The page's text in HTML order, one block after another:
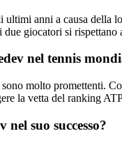
anni a causa della
giocatori si
nel tennis
molto promettenti.
la vetta del ranking
suo successo?